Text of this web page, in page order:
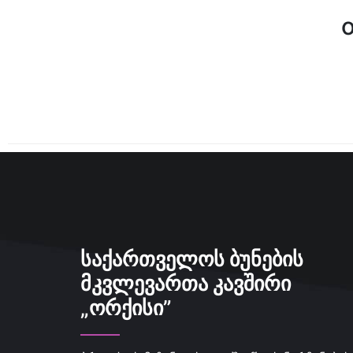
ᲡᲐᲥᲐᲠᲗᲕᲔᲚᲝᲡ ᲑᲣᲜᲔᲑᲘᲡ
ᲛᲙᲕᲚᲔᲕᲐᲠᲗᲐ ᲙᲐᲕᲨᲘᲠᲘ
„ᲝᲠᲥᲘᲡᲘ”